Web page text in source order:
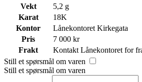
Vekt
5,2 g
Karat
18K
Kontor
Lånekontoret Kirkegata
Pris
7 000 kr
Frakt
Kontakt Lånekontoret for
Still et spørsmål om varen
Still et spørsmål om varen